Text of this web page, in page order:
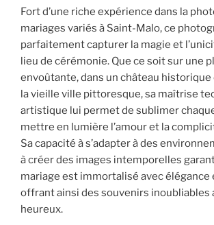
Fort d’une riche expérience dans la
mariages variés à Saint-Malo, ce
parfaitement capturer la magie et
lieu de cérémonie. Que ce soit sur une
envoûtante, dans un château
la vieille ville pittoresque, sa maîtrise
artistique lui permet de sublimer
mettre en lumière l’amour et la
Sa capacité à s’adapter à des
à créer des images intemporelles
mariage est immortalisé avec
offrant ainsi des souvenirs inoubliables
heureux.